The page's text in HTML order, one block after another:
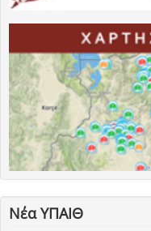
Νέα ΥΠΑΙΘ